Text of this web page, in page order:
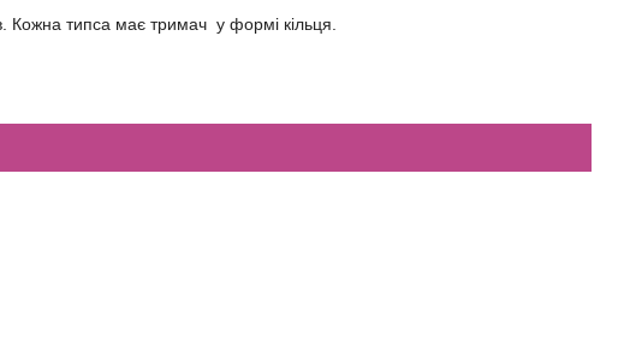
Кожна типса має тримач у формі кільця.